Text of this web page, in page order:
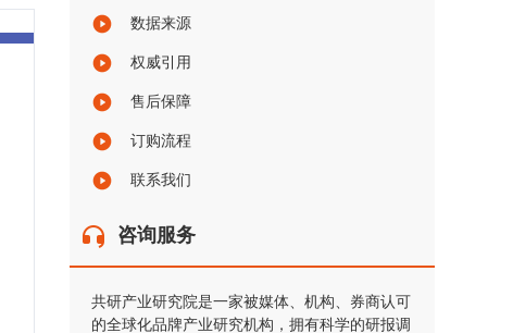
数据来源
权威引用
售后保障
订购流程
联系我们
咨询服务
共研产业研究院是一家被媒体、机构、券商认可
的全球化品牌产业研究机构，拥有科学的研报调